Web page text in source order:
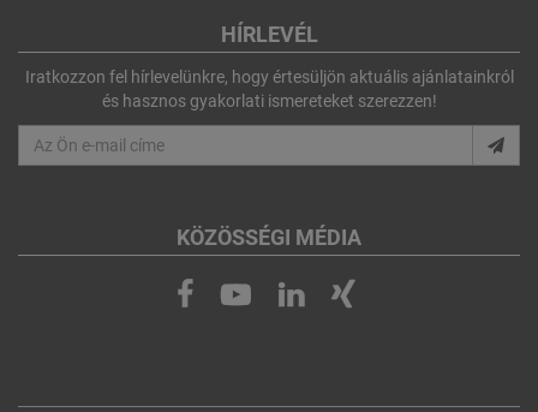
HÍRLEVÉL
Iratkozzon fel hírlevelünkre, hogy értesüljön aktuális ajánlatainkról
és hasznos gyakorlati ismereteket szerezzen!
KÖZÖSSÉGI MÉDIA